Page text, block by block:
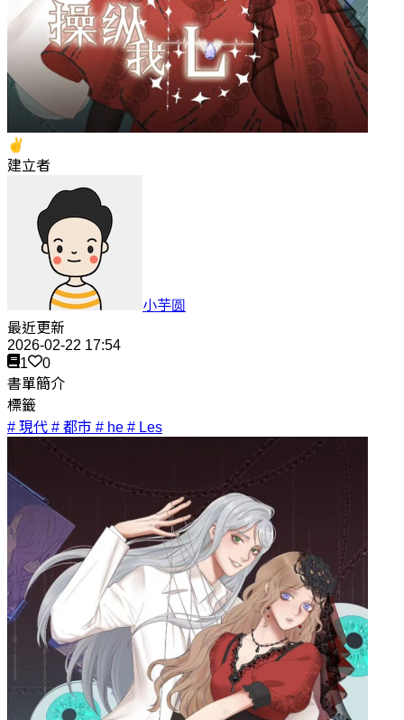
✌️
建立者
小芋圆
最近更新
2026-02-22 17:54
1
0
書單簡介
標籤
# 現代 # 都市 # he # Les